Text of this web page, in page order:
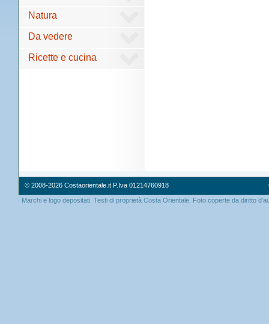
Natura
Da vedere
Ricette e cucina
© 2008-2026 Costaorientale.it P.Iva 01214760918
Marchi e logo depositati. Testi di proprietà Costa Orientale. Foto coperte da diritto